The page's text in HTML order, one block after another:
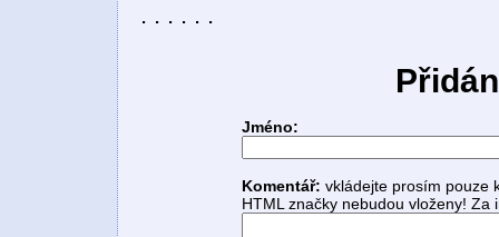
. . . . . .
Jméno:
Komentář: vkládejte prosím pouze
HTML značky nebudou vloženy!